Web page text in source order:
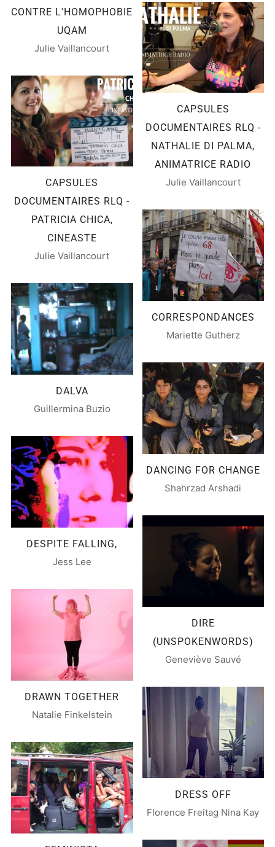
CONTRE L'HOMOPHOBIE
UQAM
Julie Vaillancourt
CAPSULES
DOCUMENTAIRES RLQ -
NATHALIE DI PALMA,
ANIMATRICE RADIO
Julie Vaillancourt
CAPSULES
DOCUMENTAIRES RLQ -
PATRICIA CHICA,
CINEASTE
Julie Vaillancourt
CORRESPONDANCES
Mariette Gutherz
DALVA
Guillermina Buzio
DANCING FOR CHANGE
Shahrzad Arshadi
DESPITE FALLING,
Jess Lee
DIRE
(UNSPOKENWORDS)
Geneviève Sauvé
DRAWN TOGETHER
Natalie Finkelstein
DRESS OFF
Florence Freitag Nina Kay